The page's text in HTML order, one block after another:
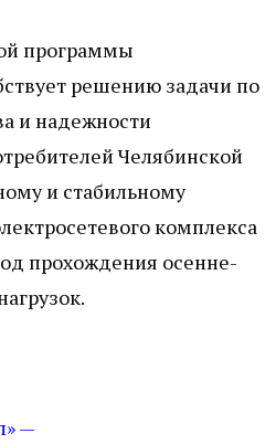
программы
решению задачи по
и надежности
Челябинской
и стабильному
комплекса
прохождения осенне-
—